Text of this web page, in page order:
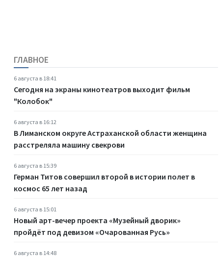
ГЛАВНОЕ
6 августа в 18:41
Сегодня на экраны кинотеатров выходит фильм
"Колобок"
6 августа в 16:12
В Лиманском округе Астраханской области женщина
расстреляла машину свекрови
6 августа в 15:39
Герман Титов совершил второй в истории полет в
космос 65 лет назад
6 августа в 15:01
Новый арт-вечер проекта «Музейный дворик»
пройдёт под девизом «Очарованная Русь»
6 августа в 14:48